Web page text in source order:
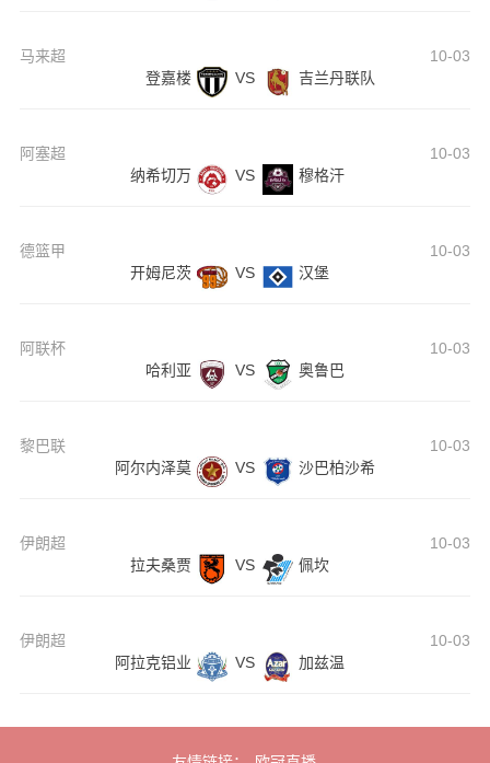
马来超
10-03
登嘉楼
VS 吉兰丹联队
阿塞超
10-03
纳希切万
VS 穆格汗
德篮甲
10-03
开姆尼茨
VS 汉堡
阿联杯
10-03
哈利亚
VS 奥鲁巴
黎巴联
10-03
阿尔内泽莫
VS 沙巴柏沙希
伊朗超
10-03
拉夫桑贾
VS 佩坎
伊朗超
10-03
阿拉克铝业
VS 加兹温